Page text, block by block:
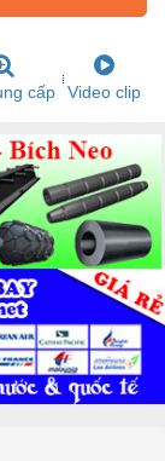
cấp Video clip